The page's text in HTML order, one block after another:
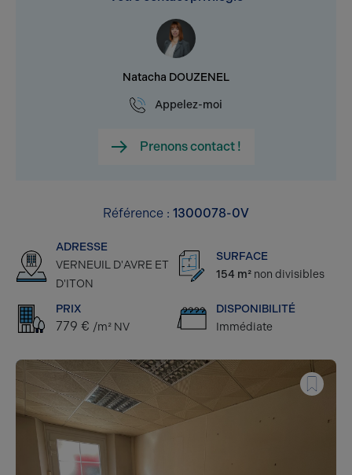
Natacha DOUZENEL
Appelez-moi
Prenons contact !
Référence : 1300078-0V
ADRESSE
VERNEUIL D'AVRE ET
D'ITON
SURFACE
154 m² non divisibles
PRIX
779 € /m² NV
DISPONIBILITÉ
Immédiate